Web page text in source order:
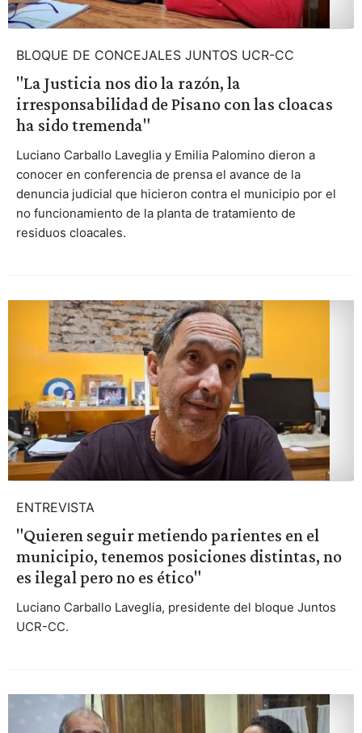
BLOQUE DE CONCEJALES JUNTOS UCR-CC
"La Justicia nos dio la razón, la
irresponsabilidad de Pisano con las cloacas
ha sido tremenda"
Luciano Carballo Laveglia y Emilia Palomino dieron a
conocer en conferencia de prensa el avance de la
denuncia judicial que hicieron contra el municipio por el
no funcionamiento de la planta de tratamiento de
residuos cloacales.
ENTREVISTA
"Quieren seguir metiendo parientes en el
municipio, tenemos posiciones distintas, no
es ilegal pero no es ético"
Luciano Carballo Laveglia, presidente del bloque Juntos
UCR-CC.